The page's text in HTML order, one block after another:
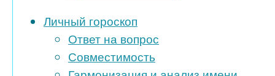
Личный гороскоп
Ответ на вопрос
Совместимость